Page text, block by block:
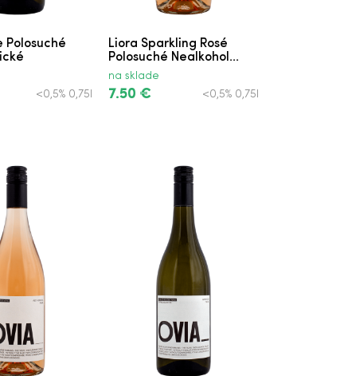
Polosuché
<0,5% 0,75l
Liora Sparkling Rosé
Polosuché Nealkohol...
na sklade
7.50 € <0,5% 0,75l